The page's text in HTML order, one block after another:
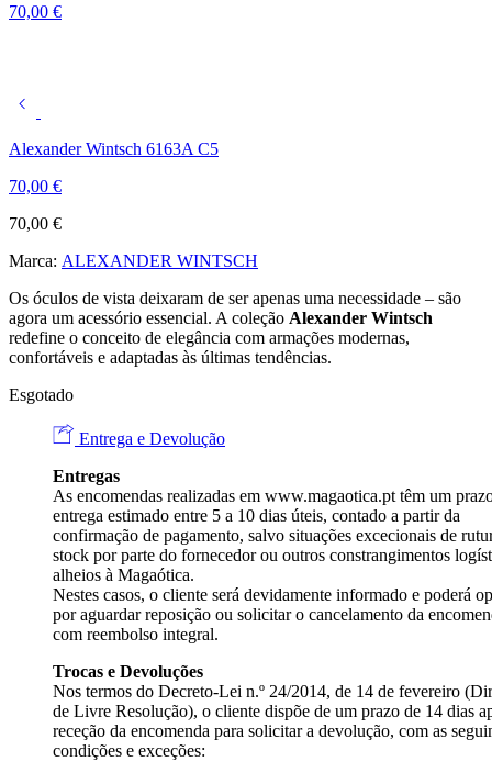
70,00 €
Alexander Wintsch 6163A C5
70,00 €
70,00 €
Marca: ALEXANDER WINTSCH
Os óculos de vista deixaram de ser apenas uma necessidade – são
agora um acessório essencial. A coleção Alexander Wintsch
redefine o conceito de elegância com armações modernas,
confortáveis e adaptadas às últimas tendências.
Esgotado
Entrega e Devolução
Entregas
As encomendas realizadas em www.magaotica.pt têm um
entrega estimado entre 5 a 10 dias úteis, contado a partir da
confirmação de pagamento, salvo situações excecionais de
stock por parte do fornecedor ou outros constrangimentos
alheios à Magaótica.
Nestes casos, o cliente será devidamente informado e poderá
por aguardar reposição ou solicitar o cancelamento da
com reembolso integral.
Trocas e Devoluções
Nos termos do Decreto-Lei n.º 24/2014, de 14 de fevereiro
de Livre Resolução), o cliente dispõe de um prazo de 14 dias
receção da encomenda para solicitar a devolução, com as
condições e exceções: